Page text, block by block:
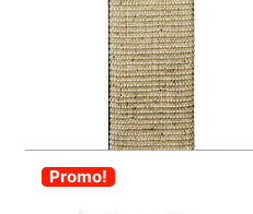
-30%
Promo!